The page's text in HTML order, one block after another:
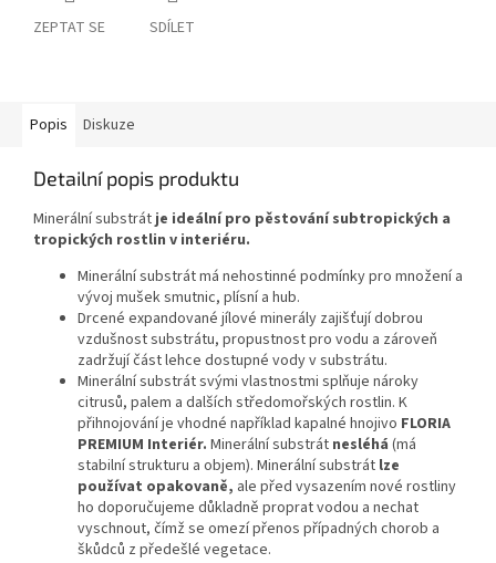
ZEPTAT SE SDÍLET
Popis Diskuze
Detailní popis produktu
Minerální substrátje ideální pro pěstování subtropických a
tropických rostlin v interiéru.
Minerální substrát má nehostinné podmínky pro množení a
vývoj mušek smutnic, plísní a hub.
Drcené expandované jílové minerály zajišťují dobrou
vzdušnost substrátu, propustnost pro vodu a zároveň
zadržují část lehce dostupné vody v substrátu.
Minerální substrát svými vlastnostmi splňuje nároky
citrusů, palem a dalších středomořských rostlin. K
přihnojování je vhodné například kapalné hnojivo FLORIA
PREMIUM Interiér. Minerální substrát nesléhá (má
stabilní strukturu a objem). Minerální substrát lze
používat opakovaně, ale před vysazením nové rostliny
ho doporučujeme důkladně proprat vodou a nechat
vyschnout, čímž se omezí přenos případných chorob a
škůdců z předešlé vegetace.